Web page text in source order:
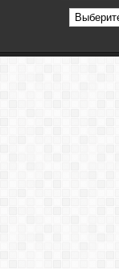
Архив
статей